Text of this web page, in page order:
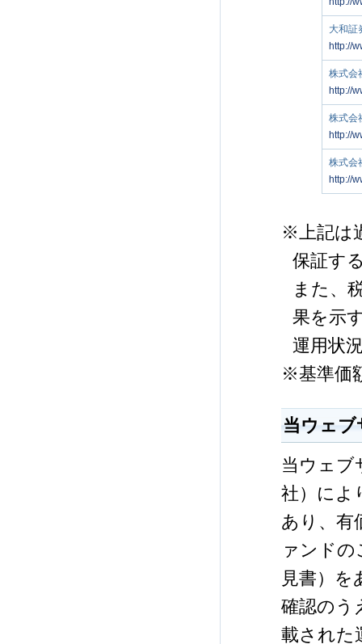
大和証
http://
株式会
http://
株式会
http://
株式会
http://
※上記は
保証す
また、
果を示
運用状
※基準価
当ウェ
当ウェブ
社）によ
あり、有
ァンドの
見書）
確認のう
載された